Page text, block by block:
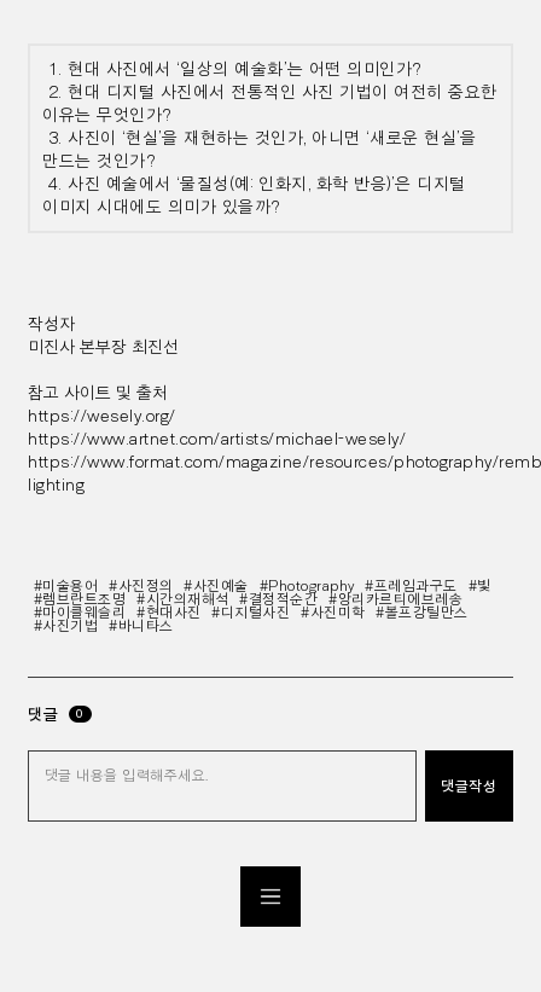
1. 현대 사진에서 ‘일상의 예술화’는 어떤 의미인가?
2. 현대 디지털 사진에서 전통적인 사진 기법이 여전히 중요한
이유는 무엇인가?
3. 사진이 ‘현실 ’을 재현하는 것인가 아니면 ‘새로운 현실 ’을
만드는 것인가?
4. 사진 예술에서 ‘물질성 (예 : 인화지 화학 반응)’은 디지털
이미지 시대에도 의미가 있을까?
작성자
미진사 본부장 최진선
참고 사이트 및 출처
https://wesely.org/
https://www.artnet.com/artists/michael-wesely/
https://www.format.com/magazine/resources/photography/
lighting
#미술용어 #사진정의 #사진예술 #Photography #프레임과구도
#빛
#렘브란트조명
#시간의재해석 #결정적순간
#앙리카르티에브레송
#마이클웨슬리
#현대사진 #디지털사진 #사진미학
#볼프강틸만스
#사진기법
#바니타스
댓글 0